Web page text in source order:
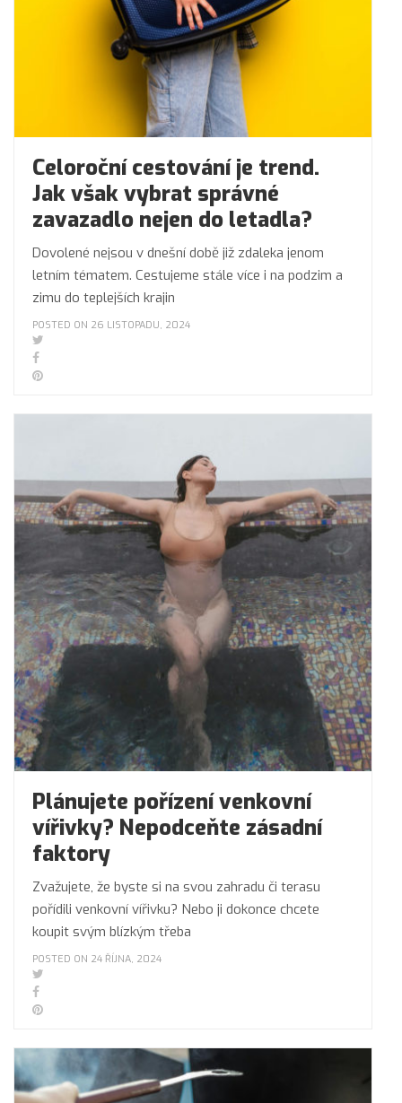
Celoroční cestování je trend.
Jak však vybrat správné
zavazadlo nejen do letadla?
Dovolené nejsou v dnešní době již zdaleka jenom
letním tématem. Cestujeme stále více i na podzim a
zimu do teplejších krajin
POSTED ON 26 LISTOPADU, 2024
Plánujete pořízení venkovní
vířivky? Nepodceňte zásadní
faktory
Zvažujete, že byste si na svou zahradu či terasu
pořídili venkovní vířivku? Nebo ji dokonce chcete
koupit svým blízkým třeba
POSTED ON 24 ŘÍJNA, 2024